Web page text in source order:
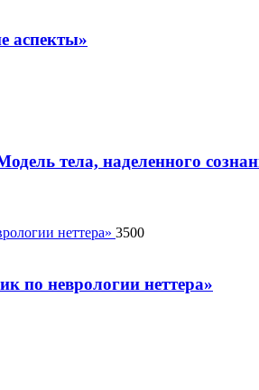
аспекты»
тела, наделенного
3500
по неврологии неттера»